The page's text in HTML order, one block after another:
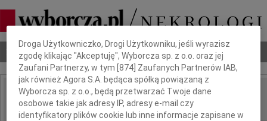
Nekrologi Odeszli Poradnik pogrzebowy
IMIĘ I NAZWISKO: Janusz Fryc
Dbamy o Twoją prywatność
Droga Użytkowniczko, Drogi Użytkowniku, jeśli wyrazisz
zgodę klikając "Akceptuję", Wyborcza sp. z o.o. oraz jej
Zaufani Partnerzy, w tym [874 ] Zaufanych Partnerów IAB,
jak również Agora S.A. będąca spółką powiązaną z
Wyborcza sp. z o.o., będą przetwarzać Twoje dane
osobowe takie jak adresy IP, adresy e-mail czy
identyfikatory plików cookie lub inne informacje zapisane w